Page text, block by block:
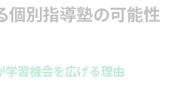
験を活用した教室比較の
境を無料体験で発見
個別指導塾の可能性
習機会を広げる理由